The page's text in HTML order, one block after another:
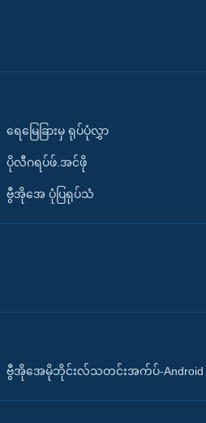
ရေမြေခြားမှ ရုပ်ပုံလွှာ
ပိုလီဂရပ်ဖ်.အင်ဖို
ဗွီအိုအေ ပုံပြရုပ်သံ
ဗွီအိုအေမိုဘိုင်းလ်သတင်းအက်ပ်-Android